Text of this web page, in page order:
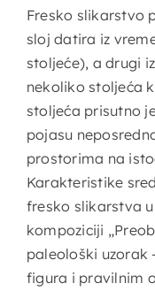
Fresko slikarstvo
sloj datira iz
stoljeće), a drugi
nekoliko stoljeća
stoljeća prisutno
pojasu
prostorima na
Karakteristike
fresko slikarstva
kompoziciji
paleološki uzorak
figura i pravilnim